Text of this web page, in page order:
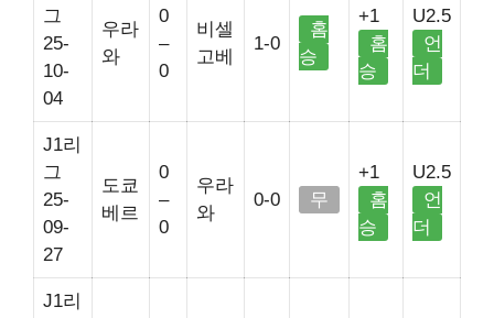
그
25-
10-
04
우라
와
0
–
0
비셀
고베
1-0
홈
승
+1
홈
승
U2.5
언
더
J1리
그
25-
09-
27
도쿄
베르
0
–
0
우라
와
0-0 무
+1
홈
승
U2.5
언
더
J1리